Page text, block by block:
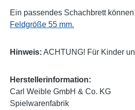
Ein passendes Schachbrett
Feldgröße 55 mm.
Hinweis: ACHTUNG! Für Kinder
Herstellerinformation:
Carl Weible GmbH & Co. KG
Spielwarenfabrik